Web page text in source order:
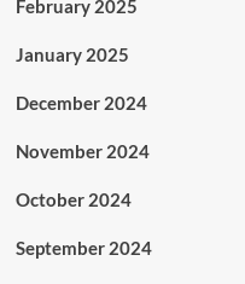
February 2025
January 2025
December 2024
November 2024
October 2024
September 2024